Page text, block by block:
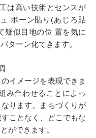
は高い技術とセンスが
ボーン貼り(あじろ貼
疑似目地の位 置を気に
ターン化できます。
イメージを表現できま
み合わせることによっ
ります。まちづくりが
ことなく、どこでもな
ができます。